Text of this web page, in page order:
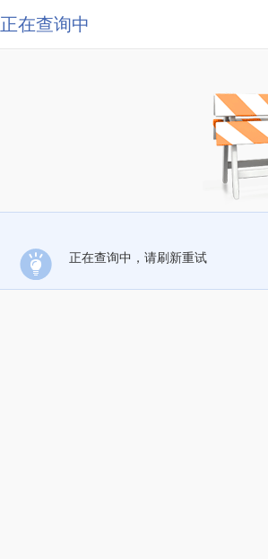
正在查询中
正在查询中，请刷新重试